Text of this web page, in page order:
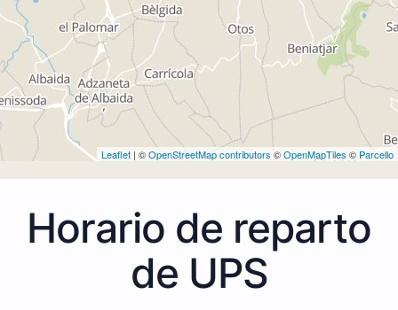
Leaflet | ©OpenStreetMap contributors ©OpenMapTiles © Parcello
Horario de reparto
de UPS